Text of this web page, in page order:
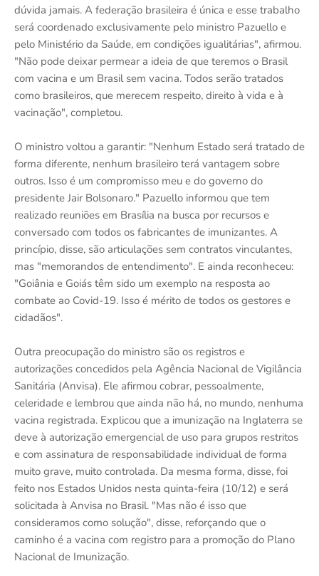
dúvida jamais. A federação brasileira é única e esse trabalho
será coordenado exclusivamente pelo ministro Pazuello e
pelo Ministério da Saúde, em condições igualitárias", afirmou.
"Não pode deixar permear a ideia de que teremos o Brasil
com vacina e um Brasil sem vacina. Todos serão tratados
como brasileiros, que merecem respeito, direito à vida e à
vacinação", completou.
O ministro voltou a garantir: "Nenhum Estado será tratado de
forma diferente, nenhum brasileiro terá vantagem sobre
outros. Isso é um compromisso meu e do governo do
presidente Jair Bolsonaro." Pazuello informou que tem
realizado reuniões em Brasília na busca por recursos e
conversado com todos os fabricantes de imunizantes. A
princípio, disse, são articulações sem contratos vinculantes,
mas "memorandos de entendimento". E ainda reconheceu:
"Goiânia e Goiás têm sido um exemplo na resposta ao
combate ao Covid-19. Isso é mérito de todos os gestores e
cidadãos".
Outra preocupação do ministro são os registros e
autorizações concedidos pela Agência Nacional de Vigilância
Sanitária (Anvisa). Ele afirmou cobrar, pessoalmente,
celeridade e lembrou que ainda não há, no mundo, nenhuma
vacina registrada. Explicou que a imunização na Inglaterra se
deve à autorização emergencial de uso para grupos restritos
e com assinatura de responsabilidade individual de forma
muito grave, muito controlada. Da mesma forma, disse, foi
feito nos Estados Unidos nesta quinta-feira (10/12) e será
solicitada à Anvisa no Brasil. "Mas não é isso que
consideramos como solução", disse, reforçando que o
caminho é a vacina com registro para a promoção do Plano
Nacional de Imunização.